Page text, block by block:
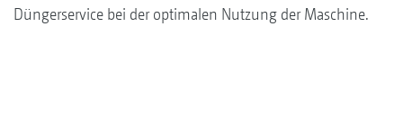
Düngerservice bei der optimalen Nutzung der Maschine.